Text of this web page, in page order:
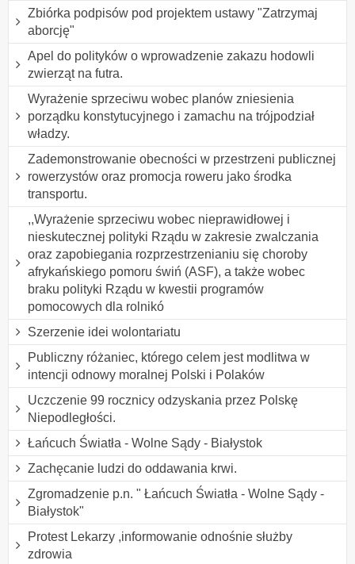
Zbiórka podpisów pod projektem ustawy "Zatrzymaj
aborcję"
Apel do polityków o wprowadzenie zakazu hodowli
zwierząt na futra.
Wyrażenie sprzeciwu wobec planów zniesienia
porządku konstytucyjnego i zamachu na trójpodział
władzy.
Zademonstrowanie obecności w przestrzeni publicznej
rowerzystów oraz promocja roweru jako środka
transportu.
,,Wyrażenie sprzeciwu wobec nieprawidłowej i
nieskutecznej polityki Rządu w zakresie zwalczania
oraz zapobiegania rozprzestrzenianiu się choroby
afrykańskiego pomoru świń (ASF), a także wobec
braku polityki Rządu w kwestii programów
pomocowych dla rolnikó
Szerzenie idei wolontariatu
Publiczny różaniec, którego celem jest modlitwa w
intencji odnowy moralnej Polski i Polaków
Uczczenie 99 rocznicy odzyskania przez Polskę
Niepodległości.
Łańcuch Światła - Wolne Sądy - Białystok
Zachęcanie ludzi do oddawania krwi.
Zgromadzenie p.n. " Łańcuch Światła - Wolne Sądy -
Białystok"
Protest Lekarzy ,informowanie odnośnie służby
zdrowia